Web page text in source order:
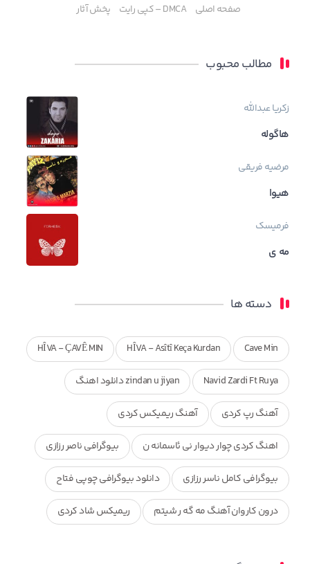
صفحه اصلی DMCA – کپی رایت پخش آثار
مطالب محبوب
زکریا عبدالله
هاگوله
مرضیه فریقی
هیوا
فرمیسک
مه ی
دسته ها
Cave Min
HÎVA - Asîtî Keça Kurdan
HÎVA - ÇAVÊ MIN
Navid Zardi Ft Ruya zindan u jiyan دانلود اهنگ
آهنگ رپ کردی آهنگ ریمیکس کردی
اهنگ کردی چوار دیوار نی ئاسمانه ن بیوگرافی ناصر رزازی
بیوگرافی کامل ناسر رزازی دانلود بیوگرافی چوپی فتاح
درون کاروان آهنگ مه گه ر شیتم ریمیکس شاد کردی